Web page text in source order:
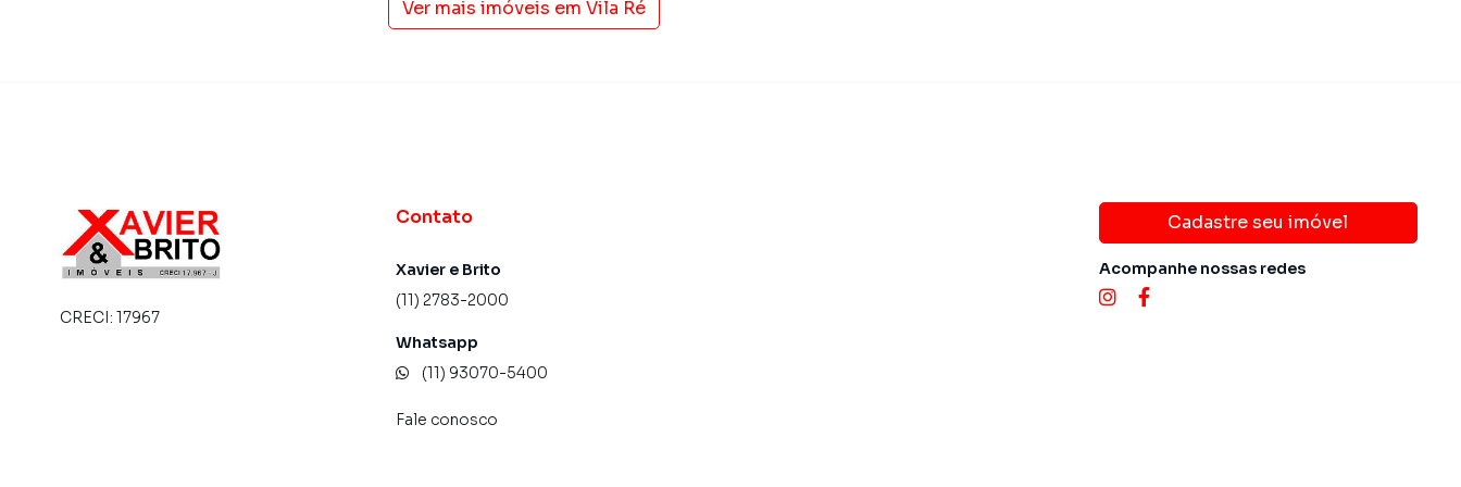
Ver mais imóveis em Vila Ré
CRECI: 17967
Contato
Xavier e Brito
(11) 2783-2000
Whatsapp
(11) 93070-5400
Fale conosco
Cadastre seu imóvel
Acompanhe nossas redes